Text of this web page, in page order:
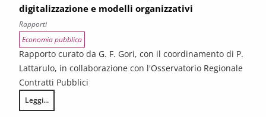
digitalizzazione e modelli organizzativi
Rapporti
Economia pubblica
Rapporto curato da G. F. Gori, con il coordinamento di P.
Lattarulo, in collaborazione con l'Osservatorio Regionale
Contratti Pubblici
Leggi...
I CONTRATTI PUBBLICI AL TERMINE DEL PNRR – Andamento